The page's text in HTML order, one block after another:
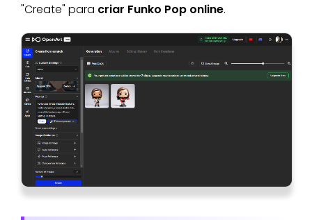
"Create" para criar Funko Pop online.